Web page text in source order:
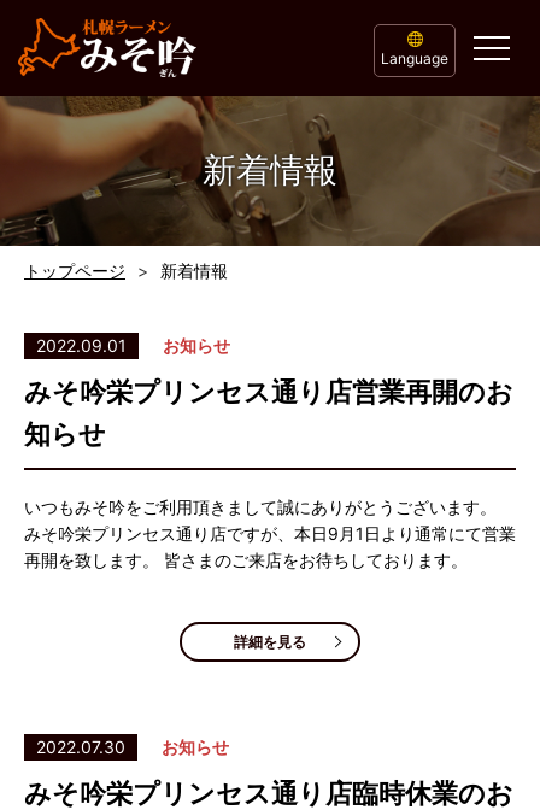
Language
新着情報
トップページ 新着情報
2022.09.01 お知らせ
みそ吟栄プリンセス通り店営業再開のお
知らせ
いつもみそ吟をご利用頂きまして誠にありがとうございます。
みそ吟栄プリンセス通り店ですが、本日9月1日より通常にて営業
再開を致します。 皆さまのご来店をお待ちしております。
詳細を見る
2022.07.30 お知らせ
みそ吟栄プリンセス通り店臨時休業のお